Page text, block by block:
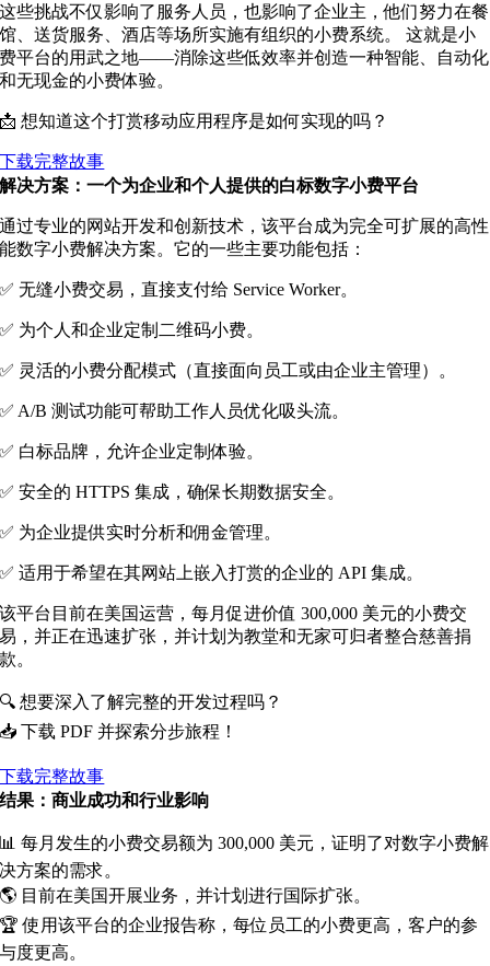
这些挑战不仅影响了服务人员，也影响了企业主，他们努力在餐
馆、送货服务、酒店等场所实施有组织的小费系统。这就是小
费平台的用武之地——消除这些低效率并创造一种智能、自动化
和无现金的小费体验。
📩 想知道这个打赏移动应用程序是如何实现的吗？
下载完整故事
解决方案：一个为企业和个人提供的白标数字小费平台
通过专业的网站开发和创新技术，该平台成为完全可扩展的高性
能数字小费解决方案。它的一些主要功能包括：
✅ 无缝小费交易，直接支付给 Service Worker。
✅ 为个人和企业定制二维码小费。
✅ 灵活的小费分配模式（直接面向员工或由企业主管理）。
✅ A/B 测试功能可帮助工作人员优化吸头流。
✅ 白标品牌，允许企业定制体验。
✅ 安全的 HTTPS 集成，确保长期数据安全。
✅ 为企业提供实时分析和佣金管理。
✅ 适用于希望在其网站上嵌入打赏的企业的 API 集成。
该平台目前在美国运营，每月促进价值 300,000 美元的小费交
易，并正在迅速扩张，并计划为教堂和无家可归者整合慈善捐
款。
🔍 想要深入了解完整的开发过程吗？
📥 下载 PDF 并探索分步旅程！
下载完整故事
结果：商业成功和行业影响
📊 每月发生的小费交易额为 300,000 美元，证明了对数字小费解
决方案的需求。
🌎 目前在美国开展业务，并计划进行国际扩张。
🏆 使用该平台的企业报告称，每位员工的小费更高，客户的参
与度更高。